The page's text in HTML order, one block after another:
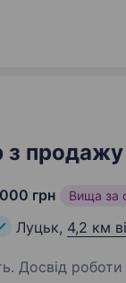
Big Bob,
продажу
грн Вища за
Луцьк, 4,2 км
Досвід роботи